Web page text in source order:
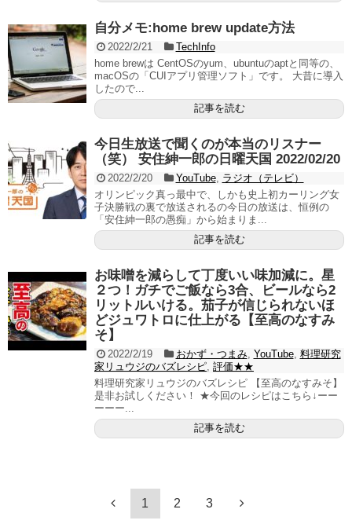
自分メモ:home brew update方法
2022/2/21
TechInfo
home brewは CentOSのyum、ubuntuのaptと同等の、
macOSの「CUIアプリ管理ソフト」です。 大昔に導入
したので...
記事を読む
今日生放送で聞くのが本当のリスナー
（笑） 安住紳一郎の日曜天国 2022/02/20
2022/2/20 YouTube, ラジオ（テレビ）
オリンピック真っ最中で、しかも史上初カーリング女
子決勝戦の裏で放送されるの今日の放送は、恒例の
「安住紳一郎の愚痴」から始まりま...
記事を読む
お味噌を減らして丁度いい味加減に。星
２つ！ガチでご飯なら3合、ビールなら2
リットルいける。茄子が信じられないほ
どジュワトロに仕上がる【至高のなすみ
そ】
2022/2/19 おかず・つまみ, YouTube, 料理研究
家リュウジのバズレシピ 評価★★
料理研究家リュウジのバズレシピ 【至高のなすみそ】
是非お試しください！ ★今回のレシピはこちら↓ーー
ーーー...
記事を読む
1 2 3